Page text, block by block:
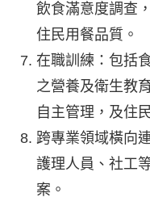
飲食滿意度調查
住民用餐品質。
在職訓練：包括
之營養及衛生教
自主管理，及住
跨專業領域橫向
護理人員、社工
案。